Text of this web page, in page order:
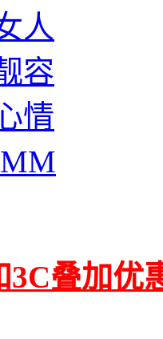
人
容
情
3C叠加优